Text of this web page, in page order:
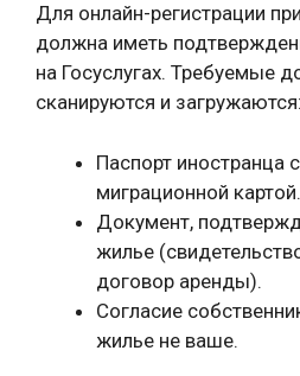
Для онлайн-регистрации
должна иметь
на Госуслугах. Требуемые
сканируются и загружаются:
Паспорт иностранца
миграционной картой.
Документ,
жилье
договор аренды).
Согласие
жилье не ваше.